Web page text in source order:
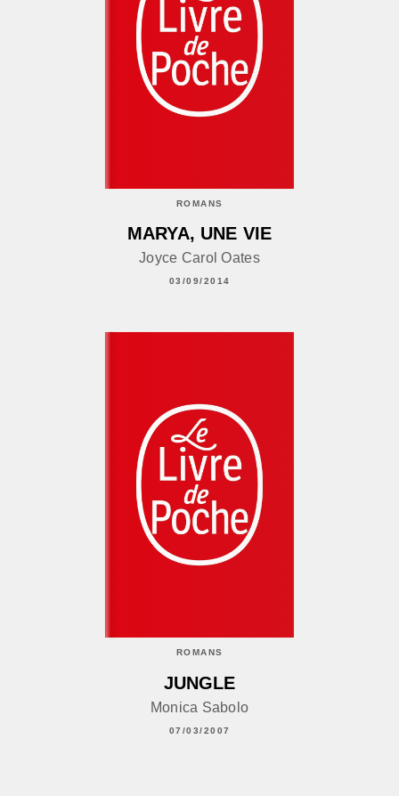
ROMANS
MARYA, UNE VIE
Joyce Carol Oates
03/09/2014
ROMANS
JUNGLE
Monica Sabolo
07/03/2007